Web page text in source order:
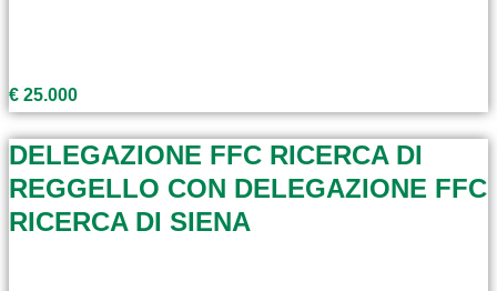
€ 25.000
DELEGAZIONE FFC RICERCA DI
REGGELLO CON DELEGAZIONE FFC
RICERCA DI SIENA